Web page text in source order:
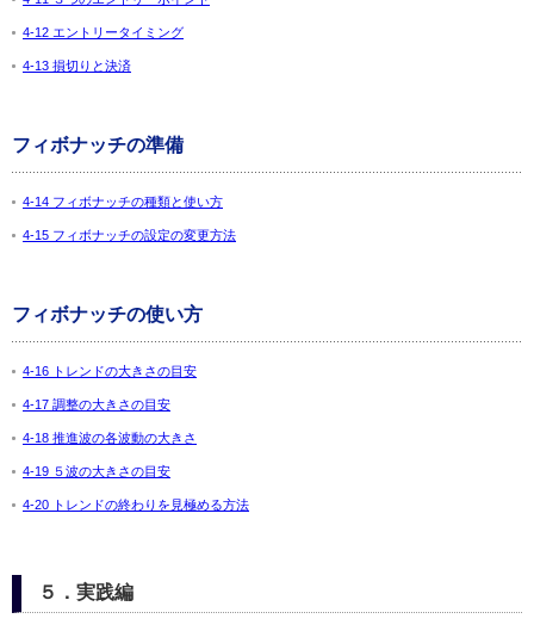
4-12 エントリータイミング
4-13 損切りと決済
フィボナッチの準備
4-14 フィボナッチの種類と使い方
4-15 フィボナッチの設定の変更方法
フィボナッチの使い方
4-16 トレンドの大きさの目安
4-17 調整の大きさの目安
4-18 推進波の各波動の大きさ
4-19 ５波の大きさの目安
4-20 トレンドの終わりを見極める方法
５．実践編